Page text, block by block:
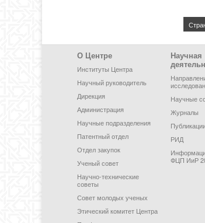
Footer Menu
О Центре
Институты Центра
Научный руководитель
Дирекция
Администрация
Научные подразделения
Патентный отдел
Отдел закупок
Ученый совет
Научно-технические
советы
Совет молодых ученых
Этический комитет Центра
Научная
Научные
Журналы
РИД
ФЦП ИиР